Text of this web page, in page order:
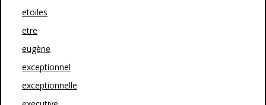
etoiles
etre
eugène
exceptionnel
exceptionnelle